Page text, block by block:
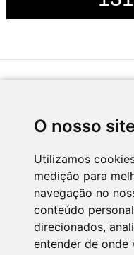
O nosso
Utilizamos
medição para
navegação no
conteúdo
direcionados,
entender de onde